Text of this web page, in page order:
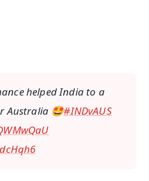
helped India to a
Australia 🤩#INDvAUS